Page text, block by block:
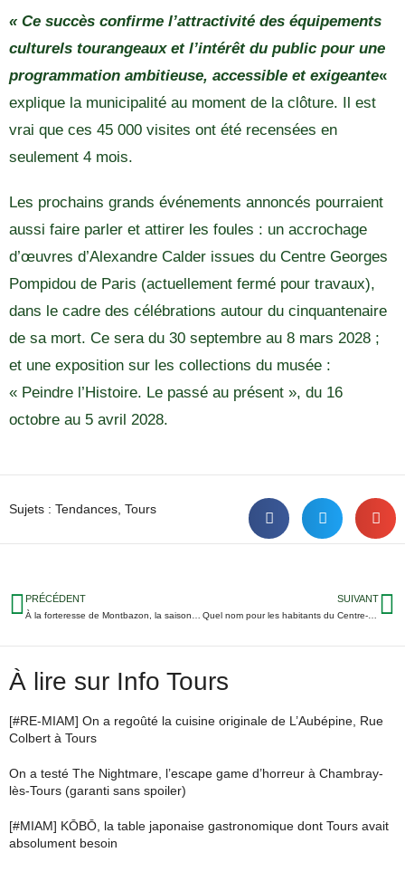
« Ce succès confirme l’attractivité des équipements
culturels tourangeaux et l’intérêt du public pour une
programmation ambitieuse, accessible et exigeante«
explique la municipalité au moment de la clôture. Il est
vrai que ces 45 000 visites ont été recensées en
seulement 4 mois.
Les prochains grands événements annoncés pourraient
aussi faire parler et attirer les foules : un accrochage
d’œuvres d’Alexandre Calder issues du Centre Georges
Pompidou de Paris (actuellement fermé pour travaux),
dans le cadre des célébrations autour du cinquantenaire
de sa mort. Ce sera du 30 septembre au 8 mars 2028 ;
et une exposition sur les collections du musée :
« Peindre l’Histoire. Le passé au présent », du 16
octobre au 5 avril 2028.
Sujets : Tendances Tours
PRÉCÉDENT SUIVANT
Quel nom pour les habitants du Centre-Val de Loire ? On connait les 3 finalistes
À lire sur Info Tours
[#RE-MIAM] On a regoûté la cuisine originale de L’Aubépine, Rue
Colbert à Tours
On a testé The Nightmare, l’escape game d’horreur à Chambray-
lès-Tours (garanti sans spoiler)
[#MIAM] KŌBŌ, la table japonaise gastronomique dont Tours avait
absolument besoin